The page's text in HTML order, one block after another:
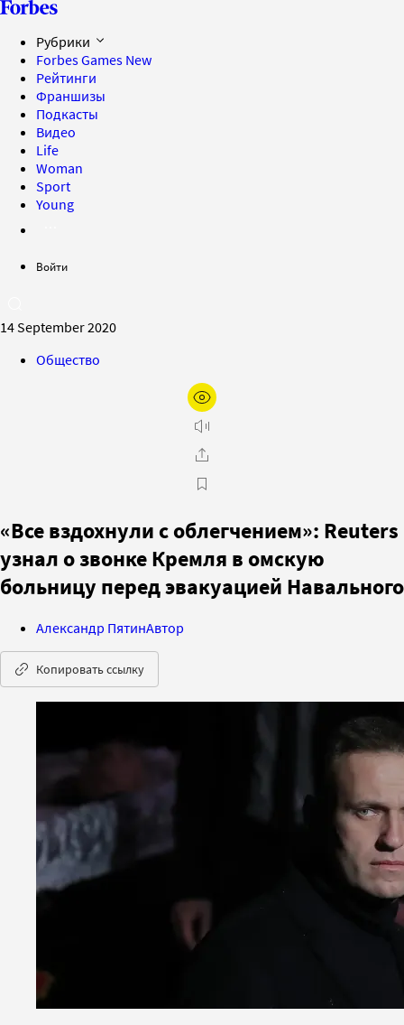
Рубрики
Forbes Games New
Рейтинги
Франшизы
Подкасты
Видео
Life
Woman
Sport
Young
Войти
14 September 2020
Общество
«Все вздохнули с облегчением»: Reuters
узнал о звонке Кремля в омскую
больницу перед эвакуацией Навального
Александр ПятинАвтор
Копировать ссылку